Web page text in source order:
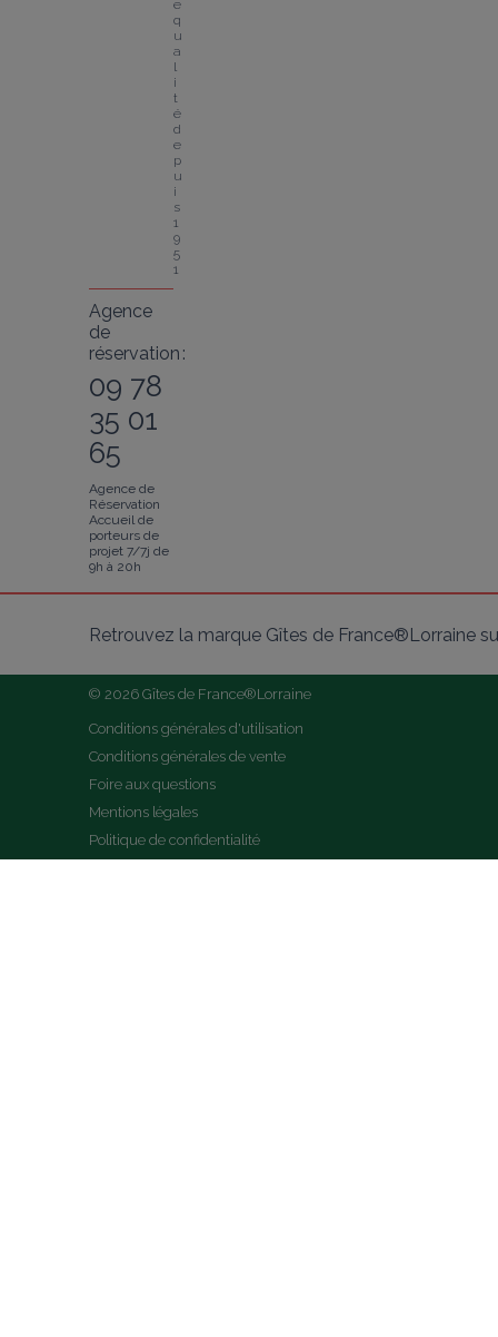
e
q
u
a
l
i
t
é
d
e
p
u
i
s
1
9
5
1
Agence
de
réservation :
09 78
35 01
65
Agence de
Réservation
Accueil de
porteurs de
projet 7/7j de
9h à 20h
Retrouvez la marque Gîtes de France®Lorraine
© 2026 Gîtes de France®Lorraine
Conditions générales d'utilisation
Conditions générales de vente
Foire aux questions
Mentions légales
Politique de confidentialité